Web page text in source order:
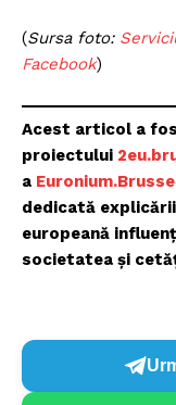
Despre noi / Echipa
Proiecte editoriale
(Sursa foto:
Facebook)
Acest articol a
proiectului
a
dedicată
europeană
societatea și